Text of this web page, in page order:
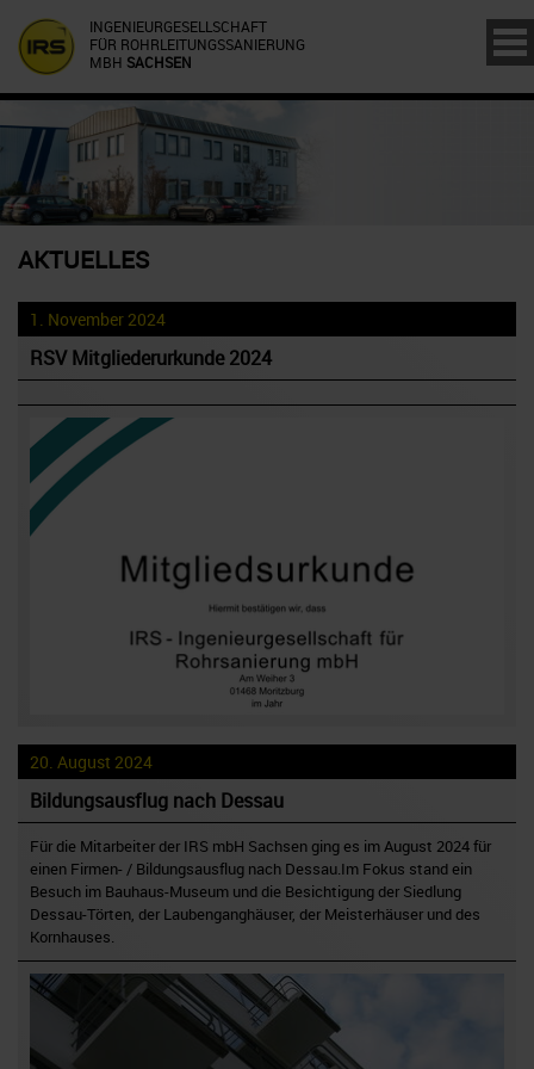
INGENIEURGESELLSCHAFT
FÜR ROHRLEITUNGSSANIERUNG
MBH SACHSEN
AKTUELLES
1. November 2024
RSV Mitgliederurkunde 2024
20. August 2024
Bildungsausflug nach Dessau
Für die Mitarbeiter der IRS mbH Sachsen ging es im August 2024 für
einen Firmen- / Bildungsausflug nach Dessau.Im Fokus stand ein
Besuch im Bauhaus-Museum und die Besichtigung der Siedlung
Dessau-Törten, der Laubenganghäuser, der Meisterhäuser und des
Kornhauses.